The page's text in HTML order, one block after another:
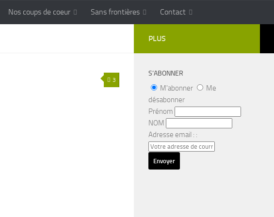
Cuisine populaire des terroirs
Nos coups de coeur Sans frontières Contact
3
PLUS
S’ABONNER
M'abonner
Me
désabonner
Prénom
NOM
Adresse email : :